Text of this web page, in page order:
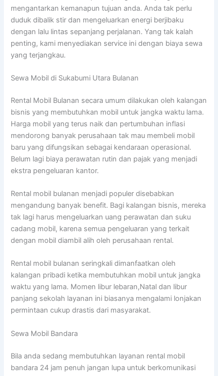
mengantarkan kemanapun tujuan anda. Anda tak perlu
duduk dibalik stir dan mengeluarkan energi berjibaku
dengan lalu lintas sepanjang perjalanan. Yang tak kalah
penting, kami menyediakan service ini dengan biaya sewa
yang terjangkau.
Sewa Mobil di Sukabumi Utara Bulanan
Rental Mobil Bulanan secara umum dilakukan oleh kalangan
bisnis yang membutuhkan mobil untuk jangka waktu lama.
Harga mobil yang terus naik dan pertumbuhan inflasi
mendorong banyak perusahaan tak mau membeli mobil
baru yang difungsikan sebagai kendaraan operasional.
Belum lagi biaya perawatan rutin dan pajak yang menjadi
ekstra pengeluaran kantor.
Rental mobil bulanan menjadi populer disebabkan
mengandung banyak benefit. Bagi kalangan bisnis, mereka
tak lagi harus mengeluarkan uang perawatan dan suku
cadang mobil, karena semua pengeluaran yang terkait
dengan mobil diambil alih oleh perusahaan rental.
Rental mobil bulanan seringkali dimanfaatkan oleh
kalangan pribadi ketika membutuhkan mobil untuk jangka
waktu yang lama. Momen libur lebaran,Natal dan libur
panjang sekolah layanan ini biasanya mengalami lonjakan
permintaan cukup drastis dari masyarakat.
Sewa Mobil Bandara
Bila anda sedang membutuhkan layanan rental mobil
bandara 24 jam penuh jangan lupa untuk berkomunikasi